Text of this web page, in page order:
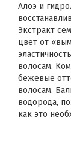
Алоэ и
Экстракт
цвет от
волосам.
бежевые
волосам.
водорода,
как это